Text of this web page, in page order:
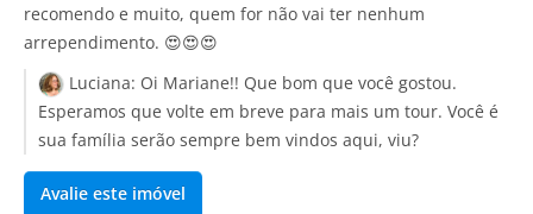
recomendo e muito, quem for não vai ter nenhum
arrependimento. 😍😍😍
Luciana: Oi Mariane!! Que bom que você gostou.
Esperamos que volte em breve para mais um tour. Você é
sua família serão sempre bem vindos aqui, viu?
Avalie este imóvel